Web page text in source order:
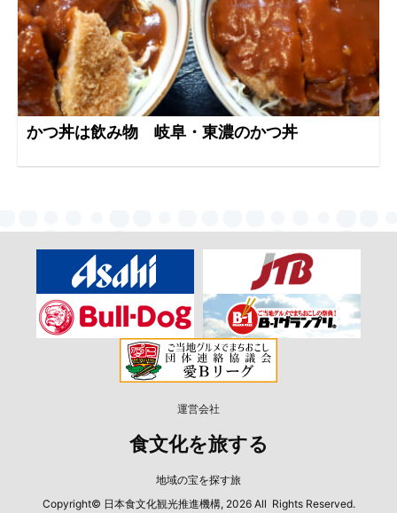
かつ丼は飲み物 岐阜・東濃のかつ丼
運営会社
食文化を旅する
地域の宝を探す旅
Copyright© 日本食文化観光推進機構, 2026 All Rights Reserved.